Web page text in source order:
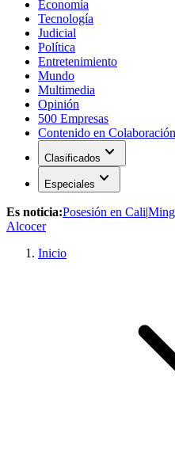
Economía
Tecnología
Judicial
Política
Entretenimiento
Mundo
Multimedia
Opinión
500 Empresas
Contenido en Colaboración
Clasificados expand_more
Especiales expand_more
Es noticia:Posesión en Cali|
Alcocer
Inicio